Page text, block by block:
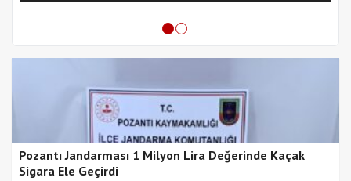
Pozantı Jandarması 1 Milyon Lira Değerinde Kaçak
Sigara Ele Geçirdi